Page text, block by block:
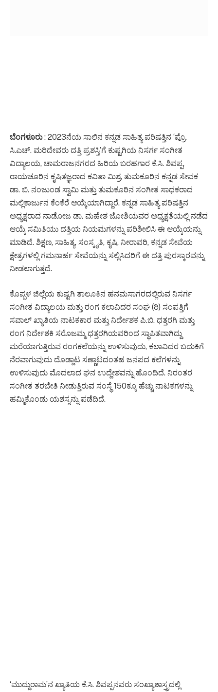
ಬೆಂಗಳೂರು: 2023ನೆಯ ಸಾಲಿನ ಕನ್ನಡ ಸಾಹಿತ್ಯ ಪರಿಷತ್ತಿನ ‘ಪ್ರೊ.
ಸಿ.ಎಚ್. ಮರಿದೇವರು ದತ್ತಿ ಪ್ರಶಸ್ತಿ’ಗೆ ಕುಷ್ಟಗಿಯ ನಿಸರ್ಗ ಸಂಗೀತ
ವಿದ್ಯಾಲಯ, ಚಾಮರಾಜನಗರದ ಹಿರಿಯ ಬರಹಗಾರ ಕೆ.ಸಿ. ಶಿವಪ್ಪ,
ರಾಯಚೂರಿನ ಕೃಷಿತಜ್ಞರಾದ ಕವಿತಾ ಮಿಶ್ರ, ತುಮಕೂರಿನ ಕನ್ನಡ ಸೇವಕ
ಡಾ. ಬಿ. ನಂಜುಂಡ ಸ್ವಾಮಿ ಮತ್ತು ತುಮಕೂರಿನ ಸಂಗೀತ ಸಾಧಕರಾದ
ಮಲ್ಲಿಕಾರ್ಜುನ ಕೆಂಕೆರೆ ಆಯ್ಕೆಯಾಗಿದ್ದಾರೆ. ಕನ್ನಡ ಸಾಹಿತ್ಯ ಪರಿಷತ್ತಿನ
ಅಧ್ಯಕ್ಷರಾದ ನಾಡೋಜ ಡಾ. ಮಹೇಶ ಜೋಶಿಯವರ ಅಧ್ಯಕ್ಷತೆಯಲ್ಲಿ ನಡೆದ
ಆಯ್ಕೆ ಸಮಿತಿಯು ದತ್ತಿಯ ನಿಯಮಗಳನ್ನು ಪರಿಶೀಲಿಸಿ ಈ ಆಯ್ಕೆಯನ್ನು
ಮಾಡಿದೆ. ಶಿಕ್ಷಣ, ಸಾಹಿತ್ಯ, ಸಂಸ್ಕೃತಿ, ಕೃಷಿ, ನೀರಾವರಿ, ಕನ್ನಡ ಸೇವೆಯ
ಕ್ಷೇತ್ರಗಳಲ್ಲಿ ಗಮನಾರ್ಹ ಸೇವೆಯನ್ನು ಸಲ್ಲಿಸಿದರಿಗೆ ಈ ದತ್ತಿ ಪುರಸ್ಕಾರವನ್ನು
ನೀಡಲಾಗುತ್ತದೆ.
ಕೊಪ್ಪಳ ಜಿಲ್ಲೆಯ ಕುಷ್ಟಗಿ ತಾಲೂಕಿನ ಹನಮಸಾಗರದಲ್ಲಿರುವ ನಿಸರ್ಗ
ಸಂಗೀತ ವಿದ್ಯಾಲಯ ಮತ್ತು ರಂಗ ಕಲಾವಿದರ ಸಂಘ (ರಿ) ಸಂಪತ್ತಿಗೆ
ಸವಾಲ್ ಖ್ಯಾತಿಯ ನಾಟಕಕಾರ ಮತ್ತು ನಿರ್ದೇಶಕ ಪಿ.ಬಿ. ಧತ್ತರಗಿ ಮತ್ತು
ರಂಗ ನಿರ್ದೇಶಕಿ ಸರೊಜಮ್ಮ ಧತ್ತರಗಿಯವರಿಂದ ಸ್ಥಾಪಿತವಾಗಿದ್ದು
ಮರೆಯಾಗುತ್ತಿರುವ ರಂಗಕಲೆಯನ್ನು ಉಳಿಸುವುದು, ಕಲಾವಿದರ ಬದುಕಿಗೆ
ನೆರವಾಗುವುದು ದೊಡ್ಡಾಟ ಸಣ್ಣಾಟದಂತಹ ಜನಪದ ಕಲೆಗಳನ್ನು
ಉಳಿಸುವುದು ಮೊದಲಾದ ಘನ ಉದ್ದೇಶವನ್ನು ಹೊಂದಿದೆ. ನಿರಂತರ
ಸಂಗೀತ ತರಬೇತಿ ನೀಡುತ್ತಿರುವ ಸಂಸ್ಥೆ 150ಕ್ಕೂ ಹೆಚ್ಚು ನಾಟಕಗಳನ್ನು
ಹಮ್ಮಿಕೊಂಡು ಯಶಸ್ಸನ್ನು ಪಡೆದಿದೆ.
‘ಮುದ್ದುರಾಮ’ನ ಖ್ಯಾತಿಯ ಕೆ.ಸಿ. ಶಿವಪ್ಪನವರು ಸಂಖ್ಯಾಶಾಸ್ತ್ರದಲ್ಲಿ